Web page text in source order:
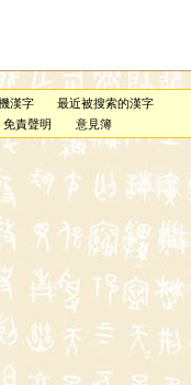
漢字
最近被搜索的漢字
免責聲明 意見簿